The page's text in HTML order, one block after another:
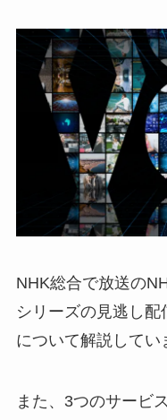
NHK総合で放送の
シリーズの見逃し
について解説してい
また、3つのサービ